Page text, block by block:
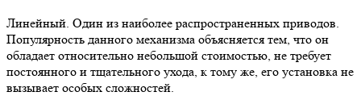
Линейный. Один из наиболее распространенных приводов.
Популярность данного механизма объясняется тем, что он
обладает относительно небольшой стоимостью, не требует
постоянного и тщательного ухода, к тому же, его установка не
вызывает особых сложностей.